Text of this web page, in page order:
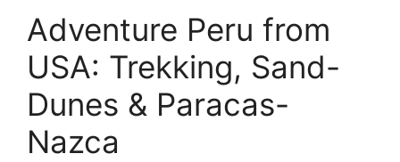
Adventure Peru from
USA: Trekking, Sand-
Dunes & Paracas-
Nazca